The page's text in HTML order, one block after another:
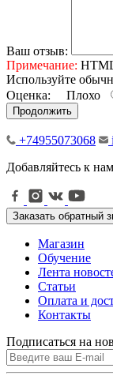
Ваш отзыв:
Примечание:
Используйте
Оценка: Плохо
Продолжить
+74955073068
Добавляйтесь к
Заказать обратный
Магазин
Обучение
Лента
Статьи
Оплата и
Контакты
Подписаться на